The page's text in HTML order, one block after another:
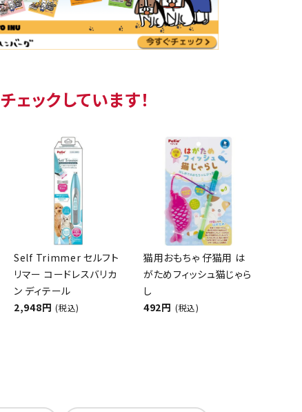
ックしています！
Self Trimmer セルフト
リマー コードレスバリカ
ン ディテール
2,948円 (税込)
猫用おもちゃ 仔猫用 は
がためフィッシュ猫じゃら
し
492円 (税込)